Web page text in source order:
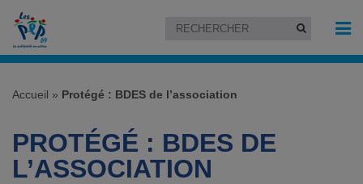
Accueil » Protégé : BDES de l’association
PROTÉGÉ : BDES DE
L’ASSOCIATION